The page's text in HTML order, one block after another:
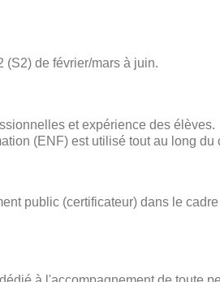
(S2) de février/mars à juin.
et expérience des élèves.
(ENF) est utilisé tout au long du
public (certificateur) dans le